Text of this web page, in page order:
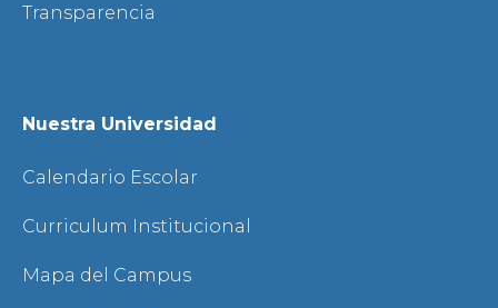
Transparencia
Nuestra Universidad
Calendario Escolar
Curriculum Institucional
Mapa del Campus